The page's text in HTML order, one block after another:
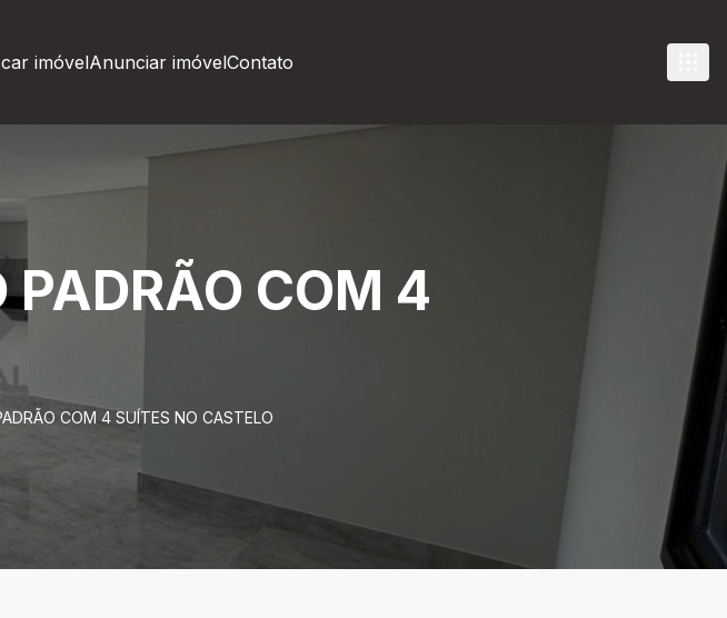
imóvelAnunciar imóvelContato
COM 4
COM 4 SUÍTES NO CASTELO